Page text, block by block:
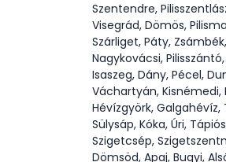
Szentendre,
Visegrád, Dömös,
Szárliget, Páty,
Nagykovácsi,
Isaszeg, Dány, Pécel,
Váchartyán, Kisnémedi,
Hévízgyörk, Galgahévíz,
Sülysáp, Kóka, Úri,
Szigetcsép,
Dömsöd, Apaj, Bugyi,